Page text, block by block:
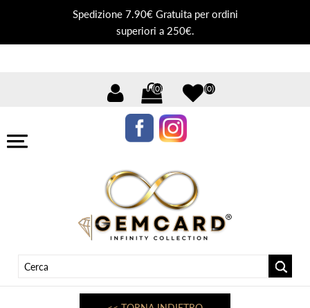
Spedizione 7.90€ Gratuita per ordini
superiori a 250€.
(0) (0)